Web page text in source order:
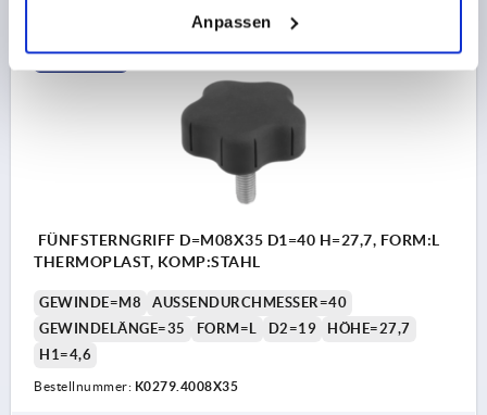
Anpassen
K0279 AG
FÜNFSTERNGRIFF D=M08X35 D1=40 H=27,7, FORM:L
THERMOPLAST, KOMP:STAHL
GEWINDE=M8
AUSSENDURCHMESSER=40
GEWINDELÄNGE=35
FORM=L D2=19
HÖHE=27,7
H1=4,6
Bestellnummer: K0279.4008X35